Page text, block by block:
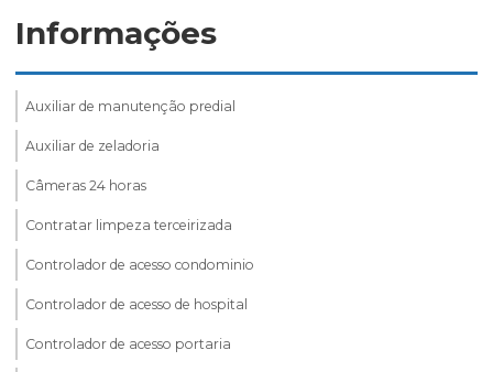
Informações
Auxiliar de manutenção predial
Auxiliar de zeladoria
Câmeras 24 horas
Contratar limpeza terceirizada
Controlador de acesso condominio
Controlador de acesso de hospital
Controlador de acesso portaria